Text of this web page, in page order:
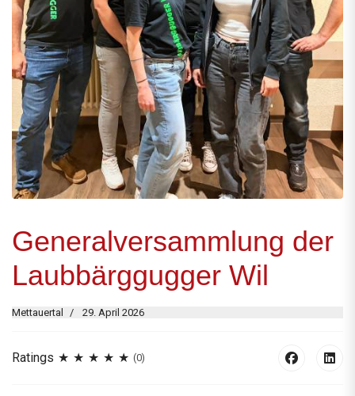
Generalversammlung der
Laubbärggugger Wil
Mettauertal 29. April 2026
Ratings (0)